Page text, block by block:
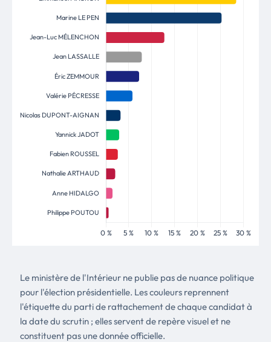
Le ministère de l'Intérieur ne publie pas de nuance politique
pour l'élection présidentielle. Les couleurs reprennent
l'étiquette du parti de rattachement de chaque candidat à
la date du scrutin ; elles servent de repère visuel et ne
constituent pas une donnée officielle.